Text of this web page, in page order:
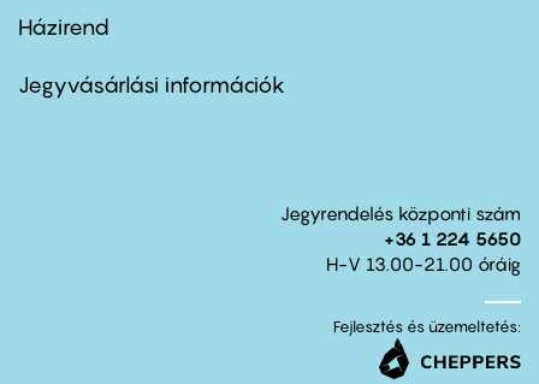
Footer
second
Házirend
Jegyvásárlási információk
Jegyrendelés központi szám
+36 1 224 5650
H-V 13.00-21.00 óráig
Fejlesztés és üzemeltetés: